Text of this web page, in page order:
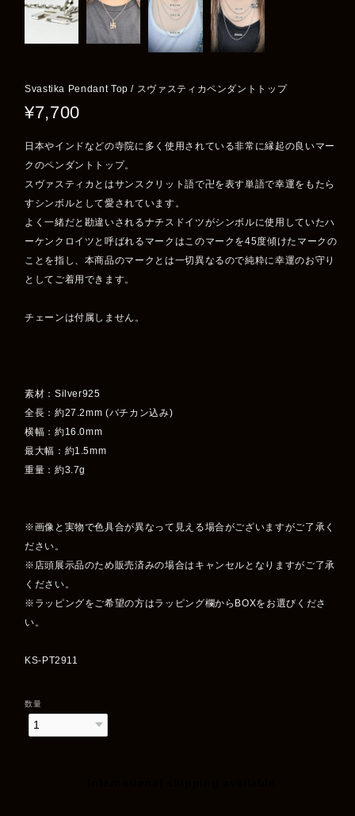
Svastika Pendant Top / スヴァスティカペンダントトップ
¥7,700
日本やインドなどの寺院に多く使用されている非常に縁起の良いマー
クのペンダントトップ。
スヴァスティカとはサンスクリット語で卍を表す単語で幸運をもたら
すシンボルとして愛されています。
よく一緒だと勘違いされるナチスドイツがシンボルに使用していたハ
ーケンクロイツと呼ばれるマークはこのマークを45度傾けたマークの
ことを指し、本商品のマークとは一切異なるので純粋に幸運のお守り
としてご着用できます。
チェーンは付属しません。
素材：Silver925
全長：約27.2mm (バチカン込み)
横幅：約16.0mm
最大幅：約1.5mm
重量：約3.7g
※画像と実物で色具合が異なって見える場合がございますがご了承く
ださい。
※店頭展示品のため販売済みの場合はキャンセルとなりますがご了承
ください。
※ラッピングをご希望の方はラッピング欄からBOXをお選びくださ
い。
KS-PT2911
数量